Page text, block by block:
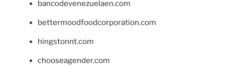
bancodevenezuelaen.com
bettermoodfoodcorporation.com
hingstonnt.com
chooseagender.com